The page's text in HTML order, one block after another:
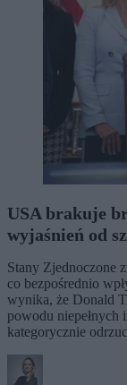
USA brakuje
wyjaśnień od
Stany Zjednoczone
co bezpośrednio
wynika, że Donald
powodu niepełnych
kategorycznie